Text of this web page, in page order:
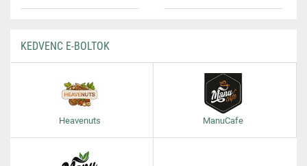
KEDVENC E-BOLTOK
Heavenuts ManuCafe